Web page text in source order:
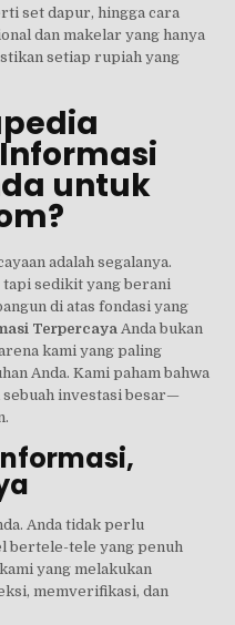
set dapur, hingga cara
dan makelar yang hanya
setiap rupiah yang
untuk
adalah segalanya.
tapi sedikit yang berani
di atas fondasi yang
Terpercaya Anda bukan
kami yang paling
Anda. Kami paham bahwa
investasi besar—
Anda tidak perlu
bertele-tele yang penuh
yang melakukan
memverifikasi, dan